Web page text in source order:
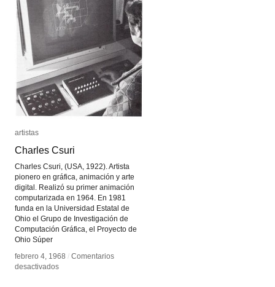
artistas
Charles Csuri
Charles Csuri, (USA, 1922). Artista
pionero en gráfica, animación y arte
digital. Realizó su primer animación
computarizada en 1964. En 1981
funda en la Universidad Estatal de
Ohio el Grupo de Investigación de
Computación Gráfica, el Proyecto de
Ohio Súper
febrero 4, 1968 / Comentarios
desactivadosen
artistas
Charles Csuri
febrero 4, 1968 / Comentarios
desactivadosen